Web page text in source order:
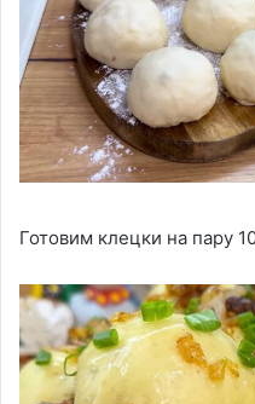
Готовим клецки на пару